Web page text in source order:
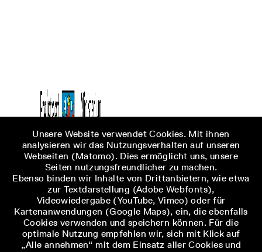
Unsere Website verwendet Cookies. Mit ihnen
analysieren wir das Nutzungsverhalten auf unseren
Webseiten (Matomo). Dies ermöglicht uns, unsere
Seiten nutzungsfreundlicher zu machen.
Ebenso binden wir Inhalte von Drittanbietern, wie etwa
zur Textdarstellung (Adobe Webfonts),
Videowiedergabe (YouTube, Vimeo) oder für
Kartenanwendungen (Google Maps), ein, die ebenfalls
Cookies verwenden und speichern können. Für die
optimale Nutzung empfehlen wir, sich mit Klick auf
„Alle annehmen“ mit dem Einsatz aller Cookies und